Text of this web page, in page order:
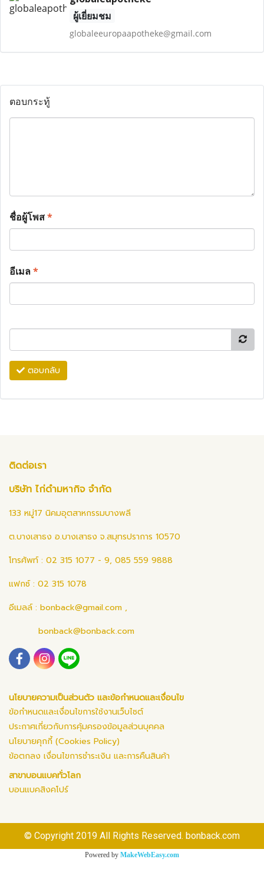
ผู้เยี่ยมชม
globaleeuropaapotheke@gmail.com
ตอบกระทู้
ชื่อผู้โพส*
อีเมล*
ตอบกลับ
ติดต่อเรา
บริษัท ไก่ดำมหากิจ จำกัด
133 หมู่17 นิคมอุตสาหกรรมบางพลี
ต.บางเสาธง อ.บางเสาธง จ.สมุทรปราการ 10570
โทรศัพท์ : 02 315 1077 - 9, 085 559 9888
แฟกซ์ : 02 315 1078
อีเมลล์ : bonback@gmail.com ,
bonback@bonback.com
นโยบายความเป็นส่วนตัว และข้อกำหนดและเงื่อนไข
ข้อกำหนดและเงื่อนไขการใช้งานเว็บไซต์
ประกาศเกี่ยวกับการคุ้มครองข้อมูลส่วนบุคคล
นโยบายคุกกี้ (Cookies Policy)
ข้อตกลง เงื่อนไขการชำระเงิน และการคืนสินค้า
สาขาบอนแบคทั่วโลก
บอนแบคสิงคโปร์
© Copyright 2019 All Rights Reserved. bonback.com
Powered by MakeWebEasy.com